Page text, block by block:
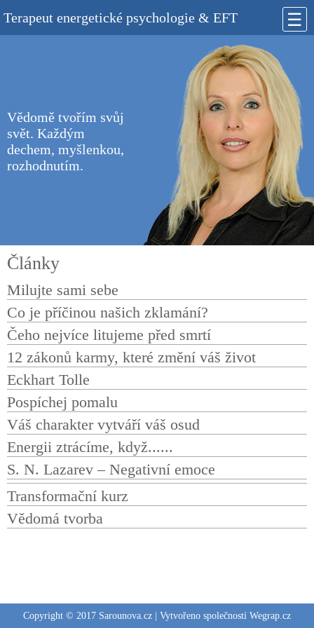
Terapeut energetické psychologie & EFT ☰
Vědomě tvořím svůj
svět. Každým
dechem, myšlenkou,
rozhodnutím.
Články
Milujte sami sebe
Co je příčinou našich zklamání?
Čeho nejvíce litujeme před smrtí
12 zákonů karmy, které změní váš život
Eckhart Tolle
Pospíchej pomalu
Váš charakter vytváří váš osud
Energii ztrácíme, když......
S. N. Lazarev – Negativní emoce
Transformační kurz
Vědomá tvorba
Copyright © 2017 Sarounova.cz | Vytvořeno společností Wegrap.cz